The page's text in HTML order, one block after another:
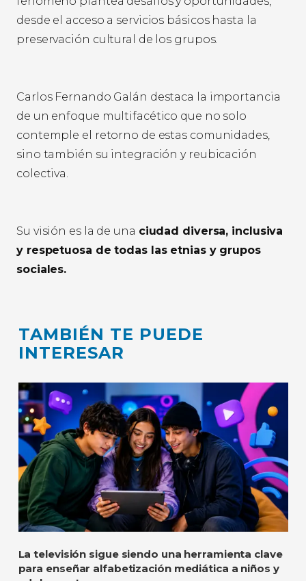
desde el acceso a servicios básicos hasta la
preservación cultural de los grupos.
Carlos Fernando Galán destaca la importancia
de un enfoque multifacético que no solo
contemple el retorno de estas comunidades,
sino también su integración y reubicación
colectiva.
Su visión es la de una ciudad diversa, inclusiva
y respetuosa de todas las etnias y grupos
sociales.
TAMBIÉN TE PUEDE
INTERESAR
La televisión sigue siendo una herramienta clave
para enseñar alfabetización mediática a niños y